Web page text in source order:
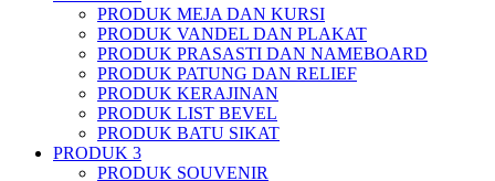
PRODUK MEJA DAN KURSI
PRODUK VANDEL DAN PLAKAT
PRODUK PRASASTI DAN NAMEBOARD
PRODUK PATUNG DAN RELIEF
PRODUK KERAJINAN
PRODUK LIST BEVEL
PRODUK BATU SIKAT
PRODUK 3
PRODUK SOUVENIR